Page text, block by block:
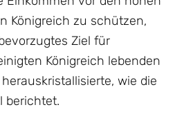
Königreich zu schützen,
Ziel für
Königreich lebenden
wie die
berichtet.